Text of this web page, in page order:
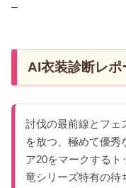
–
AI衣装診断レポ
討伐の最前線とフェ
を放つ、極めて優秀
ア20をマークする
竜シリーズ特有の待